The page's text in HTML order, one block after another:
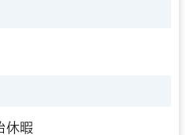
休暇